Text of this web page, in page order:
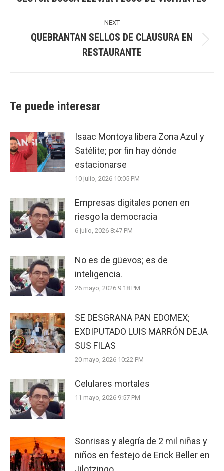
NEXT
post:
QUEBRANTAN SELLOS DE CLAUSURA EN
RESTAURANTE
Te puede interesar
Isaac Montoya libera Zona Azul y
Satélite; por fin hay dónde
estacionarse
10 julio, 2026 10:05 PM
Empresas digitales ponen en
riesgo la democracia
6 julio, 2026 8:47 PM
No es de güevos; es de
inteligencia.
26 mayo, 2026 9:18 PM
SE DESGRANA PAN EDOMEX;
EXDIPUTADO LUIS MARRÓN DEJA
SUS FILAS
20 mayo, 2026 10:22 PM
Celulares mortales
11 mayo, 2026 9:57 PM
Sonrisas y alegría de 2 mil niñas y
niños en festejo de Erick Beller en